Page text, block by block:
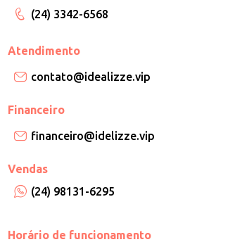
(24) 3342-6568
Atendimento
contato@idealizze.vip
Financeiro
financeiro@idelizze.vip
Vendas
(24) 98131-6295
Horário de funcionamento